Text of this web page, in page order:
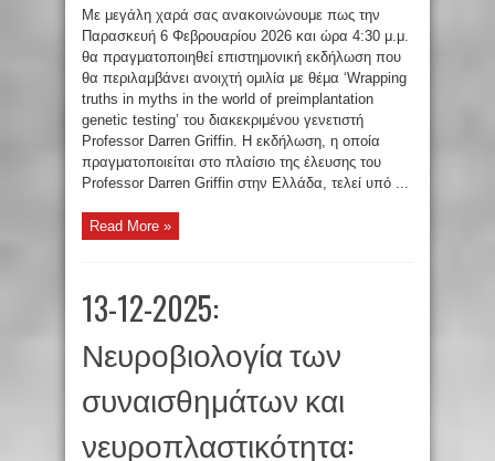
Με μεγάλη χαρά σας ανακοινώνουμε πως την
Παρασκευή 6 Φεβρουαρίου 2026 και ώρα 4:30 μ.μ.
θα πραγματοποιηθεί επιστημονική εκδήλωση που
θα περιλαμβάνει ανοιχτή ομιλία με θέμα ‘Wrapping
truths in myths in the world of preimplantation
genetic testing’ του διακεκριμένου γενετιστή
Professor Darren Griffin. Η εκδήλωση, η οποία
πραγματοποιείται στο πλαίσιο της έλευσης του
Professor Darren Griffin στην Ελλάδα, τελεί υπό ...
Read More »
13-12-2025:
Νευροβιολογία των
συναισθημάτων και
νευροπλαστικότητα: